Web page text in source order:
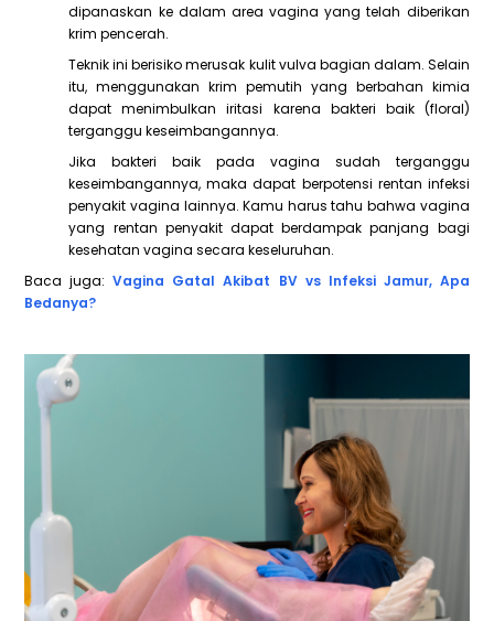
dipanaskan ke dalam area vagina yang telah diberikan
krim pencerah.
Teknik ini berisiko merusak kulit vulva bagian dalam. Selain
itu, menggunakan krim pemutih yang berbahan kimia
dapat menimbulkan iritasi karena bakteri baik (floral)
terganggu keseimbangannya.
Jika bakteri baik pada vagina sudah terganggu
keseimbangannya, maka dapat berpotensi rentan infeksi
penyakit vagina lainnya. Kamu harus tahu bahwa vagina
yang rentan penyakit dapat berdampak panjang bagi
kesehatan vagina secara keseluruhan.
Baca juga:Vagina Gatal Akibat BV vs Infeksi Jamur, Apa
Bedanya?